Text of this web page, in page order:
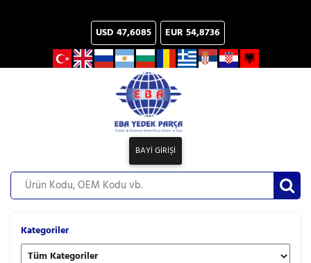
USD 47,6085 EUR 54,8736
BAYİ GİRİŞİ
Kategoriler